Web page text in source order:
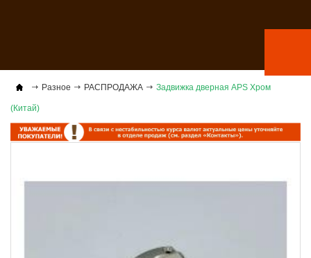
Разное РАСПРОДАЖА Задвижка дверная APS Хром
(Китай)